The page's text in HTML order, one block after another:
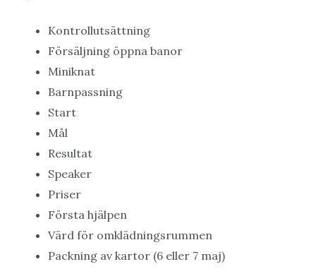
Kontrollutsättning
Försäljning öppna banor
Miniknat
Barnpassning
Start
Mål
Resultat
Speaker
Priser
Första hjälpen
Värd för omklädningsrummen
Packning av kartor (6 eller 7 maj)